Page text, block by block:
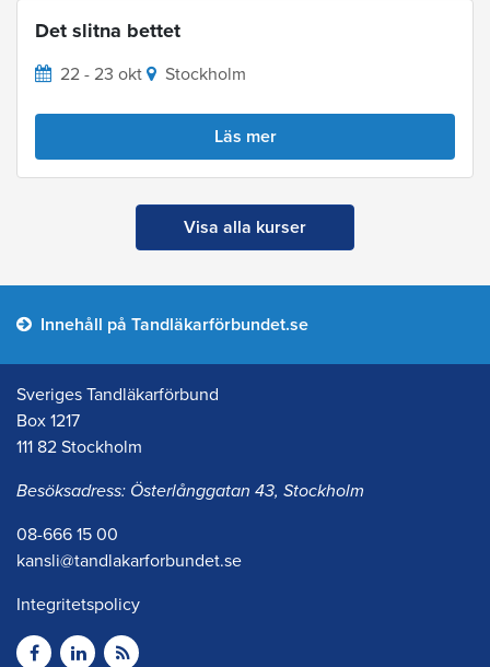
Det slitna bettet
22 - 23 okt Stockholm
Läs mer
Visa alla kurser
Innehåll på Tandläkarförbundet.se
Sveriges Tandläkarförbund
Box 1217
111 82 Stockholm
Besöksadress: Österlånggatan 43, Stockholm
08-666 15 00
kansli@tandlakarforbundet.se
Integritetspolicy